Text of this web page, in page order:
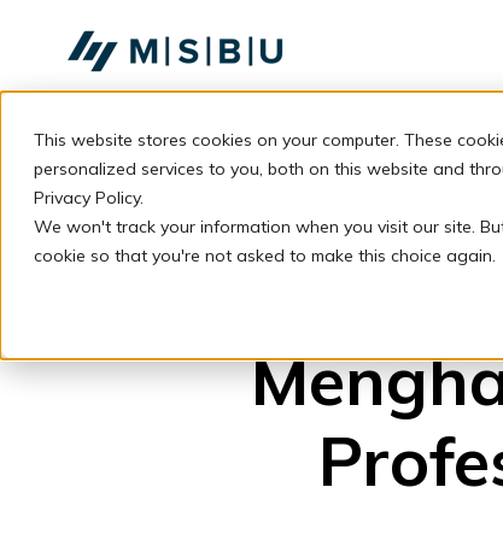
This website stores cookies on your computer. These
personalized services to you, both on this website and
Privacy Policy.
We won't track your information when you visit our site.
cookie so that you're not asked to make this choice again.